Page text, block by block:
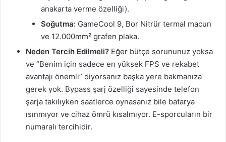
anakarta verme özelliği).
Soğutma: GameCool 9, Bor Nitrür termal macun
ve 12.000mm² grafen plaka.
Neden Tercih Edilmeli? Eğer bütçe sorununuz yoksa
ve “Benim için sadece en yüksek FPS ve rekabet
avantajı önemli” diyorsanız başka yere bakmanıza
gerek yok. Bypass şarj özelliği sayesinde telefon
şarja takılıyken saatlerce oynasanız bile batarya
ısınmıyor ve cihaz ömrü kısalmıyor. E-sporcuların bir
numaralı tercihidir.